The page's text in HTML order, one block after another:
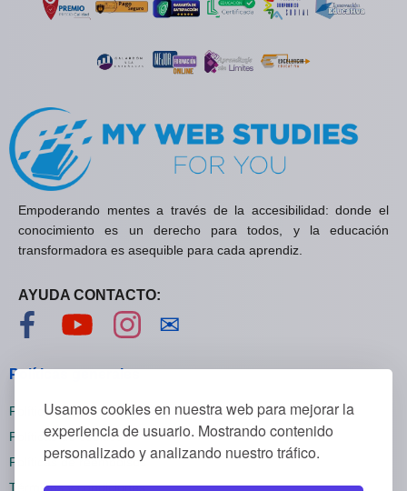
Usamos cookies en nuestra web para mejorar la
experiencia de usuario. Mostrando contenido
personalizado y analizando nuestro tráfico.
Empoderando mentes a través de la accesibilidad: donde el
conocimiento es un derecho para todos, y la educación
transformadora es asequible para cada aprendiz.
AYUDA CONTACTO:
Visítanos en Facebook
Visítanos en YouTube
Visítanos en Instagram
✉
Políticas generales
Políticas de privacidad
Políticas de cookies
Políticas de reembolsos
Términos y condiciones